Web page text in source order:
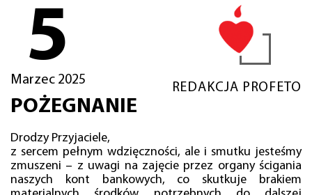
5
Marzec 2025
REDAKCJA PROFETO
POŻEGNANIE
Drodzy Przyjaciele,
z sercem pełnym wdzięczności, ale i smutku jesteśmy
zmuszeni – z uwagi na zajęcie przez organy ścigania
naszych kont bankowych, co skutkuje brakiem